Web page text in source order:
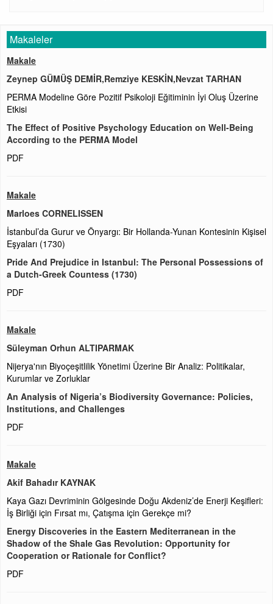
Makaleler
Makale
Zeynep GÜMÜŞ DEMİR,Remziye KESKİN,Nevzat TARHAN
PERMA Modeline Göre Pozitif Psikoloji Eğitiminin İyi Oluş Üzerine
Etkisi
The Effect of Positive Psychology Education on Well-Being
According to the PERMA Model
PDF
Makale
Marloes CORNELISSEN
İstanbul’da Gurur ve Önyargı: Bir Hollanda-Yunan Kontesinin Kişisel
Eşyaları (1730)
Pride And Prejudice in Istanbul: The Personal Possessions of
a Dutch-Greek Countess (1730)
PDF
Makale
Süleyman Orhun ALTIPARMAK
Nijerya'nın Biyoçeşitlilik Yönetimi Üzerine Bir Analiz: Politikalar,
Kurumlar ve Zorluklar
An Analysis of Nigeria’s Biodiversity Governance: Policies,
Institutions, and Challenges
PDF
Makale
Akif Bahadır KAYNAK
Kaya Gazı Devriminin Gölgesinde Doğu Akdeniz’de Enerji Keşifleri:
İş Birliği için Fırsat mı, Çatışma için Gerekçe mi?
Energy Discoveries in the Eastern Mediterranean in the
Shadow of the Shale Gas Revolution: Opportunity for
Cooperation or Rationale for Conflict?
PDF